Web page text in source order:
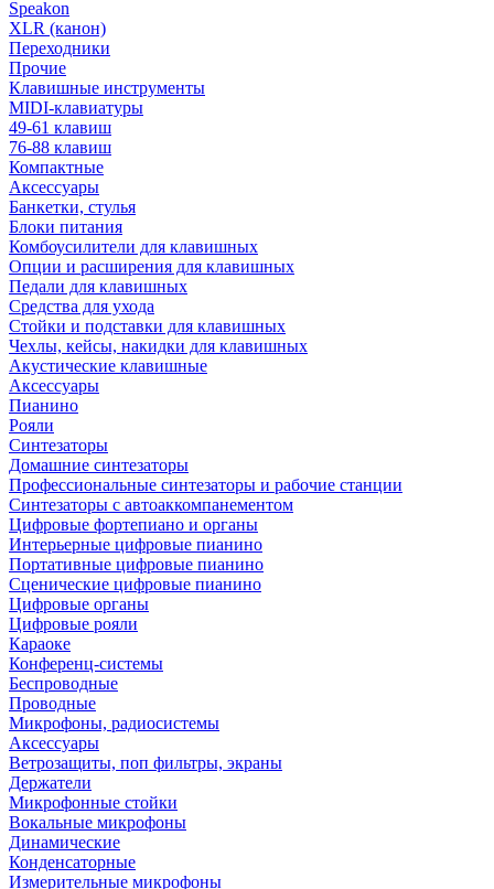
Speakon
XLR (канон)
Переходники
Прочие
Клавишные инструменты
MIDI-клавиатуры
49-61 клавиш
76-88 клавиш
Компактные
Аксессуары
Банкетки, стулья
Блоки питания
Комбоусилители для клавишных
Опции и расширения для клавишных
Педали для клавишных
Средства для ухода
Стойки и подставки для клавишных
Чехлы, кейсы, накидки для клавишных
Акустические клавишные
Аксессуары
Пианино
Рояли
Синтезаторы
Домашние синтезаторы
Профессиональные синтезаторы и рабочие станции
Синтезаторы с автоаккомпанементом
Цифровые фортепиано и органы
Интерьерные цифровые пианино
Портативные цифровые пианино
Сценические цифровые пианино
Цифровые органы
Цифровые рояли
Караоке
Конференц-системы
Беспроводные
Проводные
Микрофоны, радиосистемы
Аксессуары
Ветрозащиты, поп фильтры, экраны
Держатели
Микрофонные стойки
Вокальные микрофоны
Динамические
Конденсаторные
Измерительные микрофоны